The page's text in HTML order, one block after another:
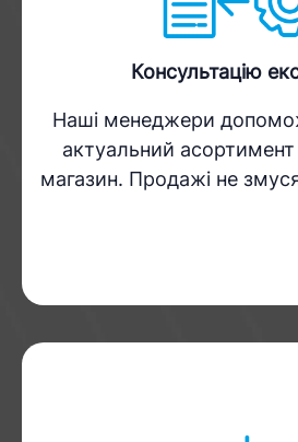
Консультацію
Наші менеджери
актуальний
магазин. Продажі не